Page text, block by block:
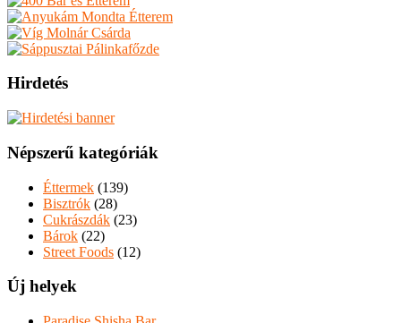
Hirdetés
Népszerű kategóriák
Éttermek (139)
Bisztrók (28)
Cukrászdák (23)
Bárok (22)
Street Foods (12)
Új helyek